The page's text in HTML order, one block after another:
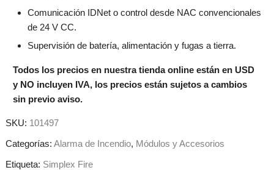
Comunicación IDNet o control desde NAC convencionales
de 24 V CC.
Supervisión de batería, alimentación y fugas a tierra.
Todos los precios en nuestra tienda online están en USD
y NO incluyen IVA, los precios están sujetos a cambios
sin previo aviso.
SKU: 101497
Categorías: Alarma de Incendio, Módulos y Accesorios
Etiqueta: Simplex Fire